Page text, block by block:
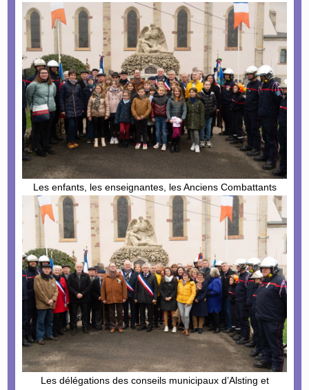
Les enfants, les enseignantes, les Anciens Combattants
Les délégations des conseils municipaux d’Alsting et